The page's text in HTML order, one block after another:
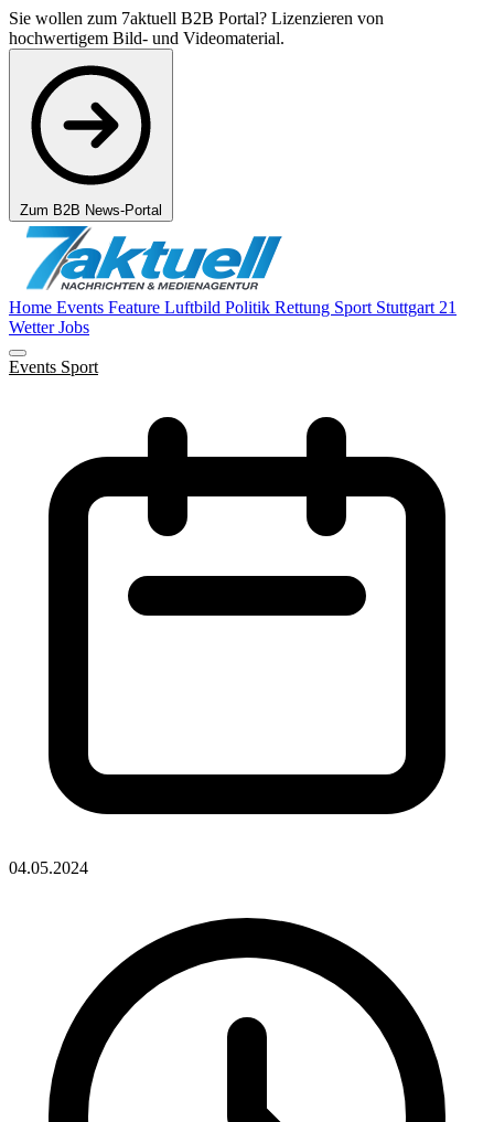
Sie wollen zum 7aktuell B2B Portal? Lizenzieren von
hochwertigem Bild- und Videomaterial.
Zum B2B News-Portal
Home Events Feature Luftbild Politik Rettung Sport Stuttgart 21
WetterJobs
Events Sport
04.05.2024